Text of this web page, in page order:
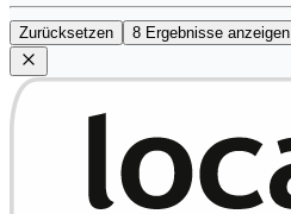
Zurücksetzen 8 Ergebnisse anzeigen